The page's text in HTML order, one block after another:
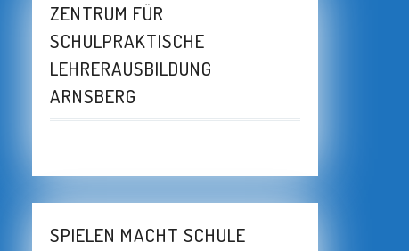
ZENTRUM FÜR
SCHULPRAKTISCHE
LEHRERAUSBILDUNG
ARNSBERG
SPIELEN MACHT SCHULE